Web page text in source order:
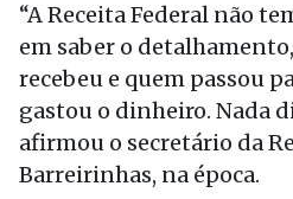
“A Receita Federal não
em saber o
recebeu e quem passou
gastou o dinheiro. Nada
afirmou o secretário da
Barreirinhas, na época.